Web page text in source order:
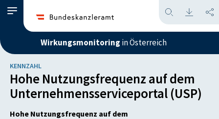
Wirkungsmonitoring in Österreich
KENNZAHL
Hohe Nutzungsfrequenz auf dem
Unternehmensserviceportal (USP)
Hohe Nutzungsfrequenz auf dem